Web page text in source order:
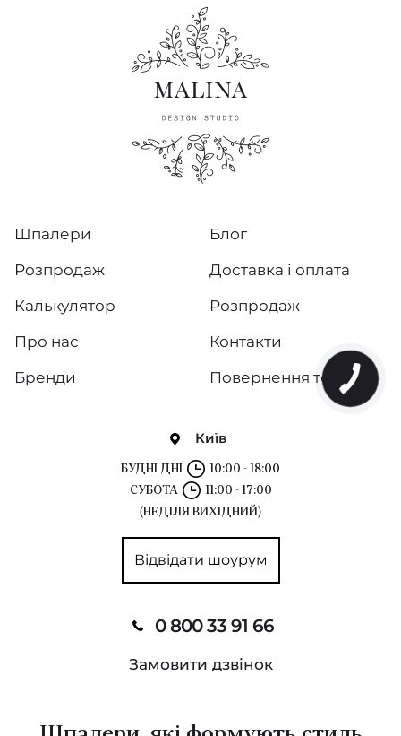
Moooi Wallcovering Tokyo Blue
Metal X Patina
Selva
Play of Light
Factory IV
Київ
БУДНІ ДНІ
10:00 - 18:00
СУБОТА
11:00 - 17:00
(НЕДІЛЯ ВИХІДНИЙ)
Відвідати шоурум
0 800 33 91 66
Замовити дзвінок
Шпалери
Розпродаж
Калькулятор
Про нас
Бренди
Блог
Доставка і оплата
Розпродаж
Контакти
Повернення товару